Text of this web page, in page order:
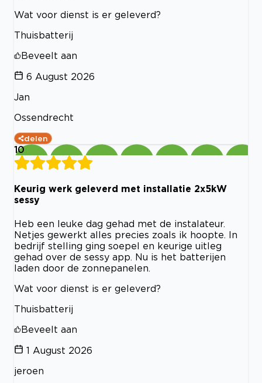
Wat voor dienst is er geleverd?
Thuisbatterij
Beveelt aan
6 August 2026
Jan
Ossendrecht
delen
10
Keurig werk geleverd met installatie 2x5kW
sessy
Heb een leuke dag gehad met de instalateur.
Netjes gewerkt alles precies zoals ik hoopte. In
bedrijf stelling ging soepel en keurige uitleg
gehad over de sessy app. Nu is het batterijen
laden door de zonnepanelen.
Wat voor dienst is er geleverd?
Thuisbatterij
Beveelt aan
1 August 2026
jeroen